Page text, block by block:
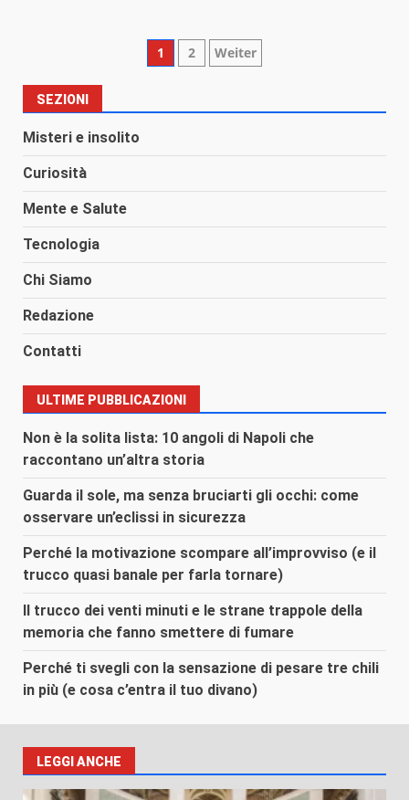
Paginazione
1 2 Weiter
SEZIONI
Misteri e insolito
Curiosità
Mente e Salute
Tecnologia
Chi Siamo
Redazione
Contatti
ULTIME PUBBLICAZIONI
Non è la solita lista: 10 angoli di Napoli che
raccontano un’altra storia
Guarda il sole, ma senza bruciarti gli occhi: come
osservare un’eclissi in sicurezza
Perché la motivazione scompare all’improvviso (e il
trucco quasi banale per farla tornare)
Il trucco dei venti minuti e le strane trappole della
memoria che fanno smettere di fumare
Perché ti svegli con la sensazione di pesare tre chili
in più (e cosa c’entra il tuo divano)
LEGGI ANCHE